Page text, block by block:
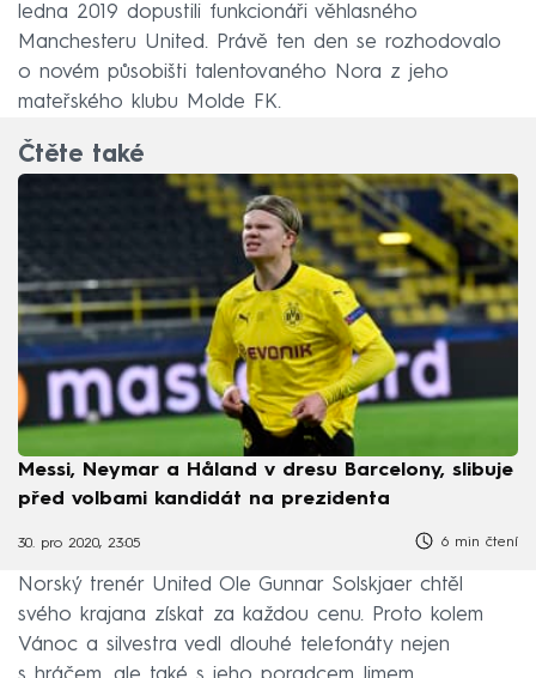
ledna 2019 dopustili funkcionáři věhlasného
Manchesteru United. Právě ten den se rozhodovalo
o novém působišti talentovaného Nora z jeho
mateřského klubu Molde FK.
Čtěte také
Messi, Neymar a Håland v dresu Barcelony, slibuje
před volbami kandidát na prezidenta
30. pro 2020, 23:05 6 min čtení
Norský trenér United Ole Gunnar Solskjaer chtěl
svého krajana získat za každou cenu. Proto kolem
Vánoc a silvestra vedl dlouhé telefonáty nejen